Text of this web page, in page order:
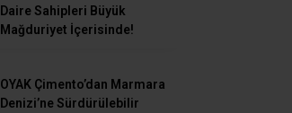
Daire Sahipleri Büyük
Mağduriyet İçerisinde!
OYAK Çimento’dan Marmara
Denizi’ne Sürdürülebilir